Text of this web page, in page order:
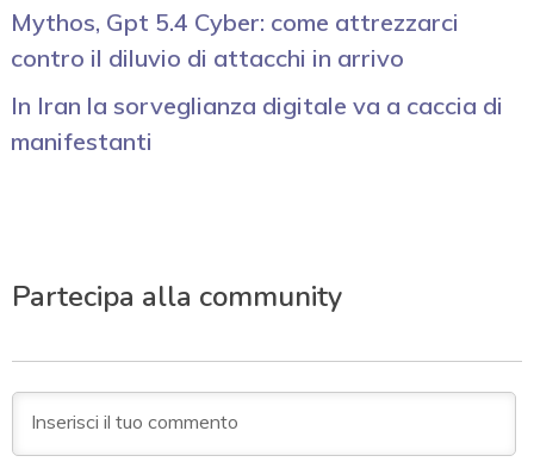
Mythos, Gpt 5.4 Cyber: come attrezzarci
contro il diluvio di attacchi in arrivo
In Iran la sorveglianza digitale va a caccia di
manifestanti
Partecipa alla community